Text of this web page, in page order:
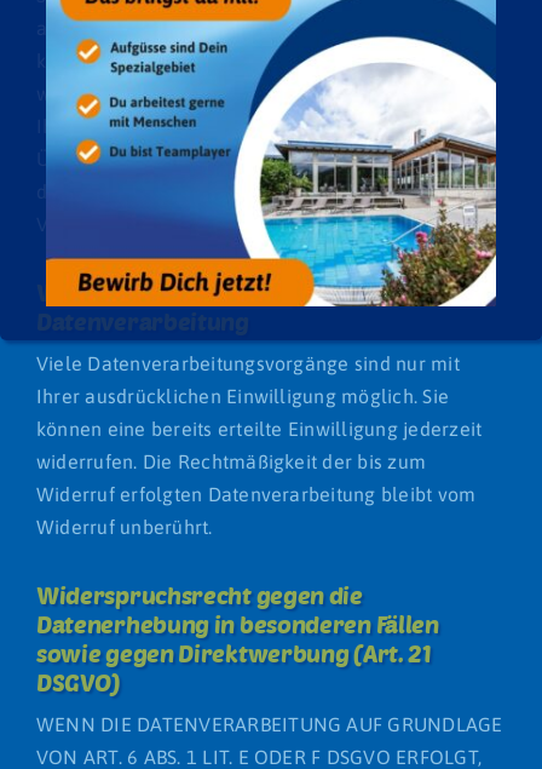
als Betroffener hiergegen gerichtlich vorgehen
könnten. Es kann daher nicht ausgeschlossen
werden, dass US-Behörden (z. B. Geheimdienste)
Ihre auf US-Servern befindlichen Daten zu
Überwachungszwecken verarbeiten, auswerten und
dauerhaft speichern. Wir haben auf diese
Verarbeitungstätigkeiten keinen Einfluss.
Widerruf Ihrer Einwilligung zur
Viele Datenverarbeitungsvorgänge sind nur mit
Ihrer ausdrücklichen Einwilligung möglich. Sie
können eine bereits erteilte Einwilligung jederzeit
widerrufen. Die Rechtmäßigkeit der bis zum
Widerruf erfolgten Datenverarbeitung bleibt vom
Widerruf unberührt.
Widerspruchsrecht gegen die
Datenerhebung in besonderen Fällen
sowie gegen Direktwerbung (Art. 21
DSGVO)
WENN DIE DATENVERARBEITUNG AUF GRUNDLAGE
VON ART. 6 ABS. 1 LIT. E ODER F DSGVO ERFOLGT,